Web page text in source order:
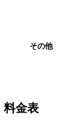
その他
料金表